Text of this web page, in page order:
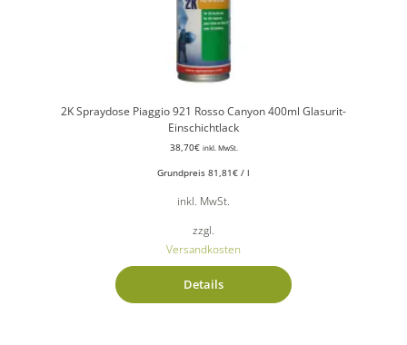
2K Spraydose Piaggio 921 Rosso Canyon 400ml Glasurit-
Einschichtlack
38,70€ inkl. MwSt.
Grundpreis 81,81€ / l
inkl. MwSt.
zzgl.
Versandkosten
Details